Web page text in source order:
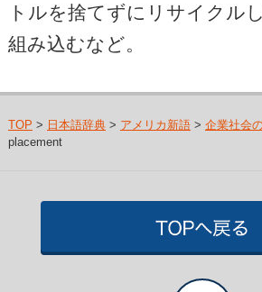
トルを捨てずにリサイクル
組み込むなど。
TOP > 日本語辞典> アメリカ新語> 企業社会
placement